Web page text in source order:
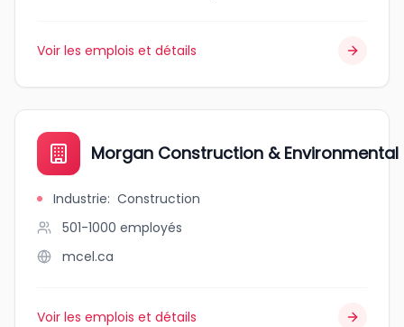
Voir les emplois et détails
Morgan Construction & Environmental
Industrie: Construction
501-1000 employés
mcel.ca
Voir les emplois et détails